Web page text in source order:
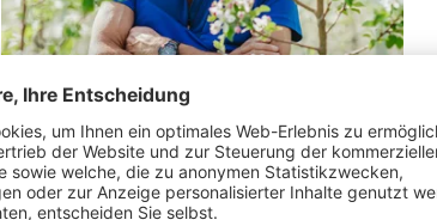
Gabl Kurt
„Vater und Sohn.“
Meine Geschichte